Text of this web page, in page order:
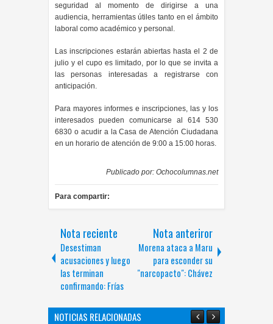
seguridad al momento de dirigirse a una
audiencia, herramientas útiles tanto en el ámbito
laboral como académico y personal.
Las inscripciones estarán abiertas hasta el 2 de
julio y el cupo es limitado, por lo que se invita a
las personas interesadas a registrarse con
anticipación.
Para mayores informes e inscripciones, las y los
interesados pueden comunicarse al 614 530
6830 o acudir a la Casa de Atención Ciudadana
en un horario de atención de 9:00 a 15:00 horas.
Publicado por: Ochocolumnas.net
Para compartir:
Nota reciente
Desestiman
acusaciones y luego
las terminan
confirmando: Frías
Nota anteriror
Morena ataca a Maru
para esconder su
"narcopacto": Chávez
NOTICIAS RELACIONADAS